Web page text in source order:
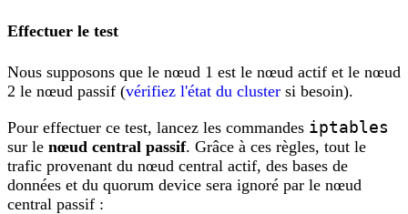
Effectuer le test
Nous supposons que le nœud 1 est le nœud actif et le nœud
2 le nœud passif (vérifiez l'état du cluster si besoin).
Pour effectuer ce test, lancez les commandes iptables
sur le nœud central passif. Grâce à ces règles, tout le
trafic provenant du nœud central actif, des bases de
données et du quorum device sera ignoré par le nœud
central passif :